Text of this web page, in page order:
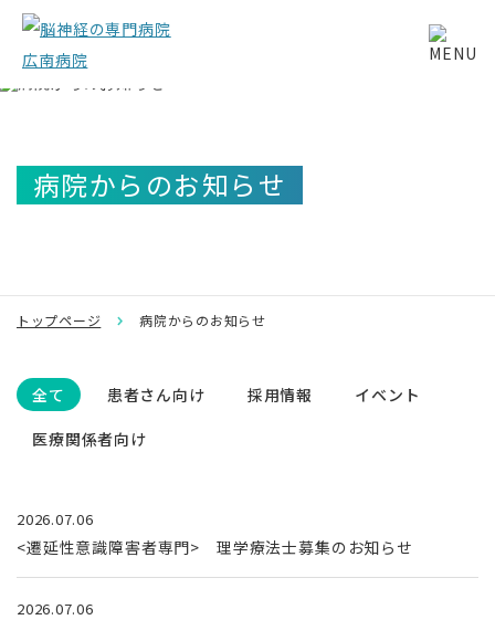
病院からのお知らせ
トップページ 病院からのお知らせ
全て 患者さん向け 採用情報
イベント
医療関係者向け
2026.07.06
<遷延性意識障害者専門> 理学療法士募集のお知らせ
2026.07.06